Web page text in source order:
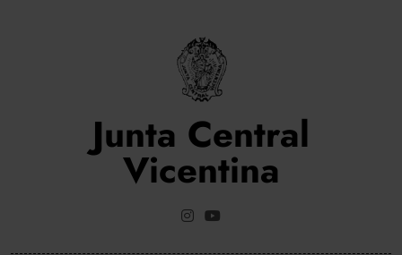
Junta Central
Vicentina
Web Oficial De La Junta Central Vicentina De Valencia